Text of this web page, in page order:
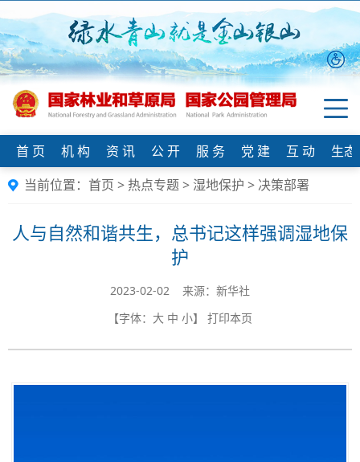
首 页 机 构 资 讯 公 开 服 务 党 建 互 动
生
当前位置： 首页 > 热点专题> 湿地保护 > 决策部署
人与自然和谐共生，总书记这样强调湿地保
护
2023-02-02 来源：新华社
【字体： 大 中 小】 打印本页